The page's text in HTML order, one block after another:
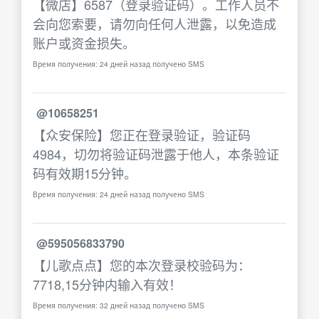
【微店】6587（登录验证码）。工作人员不
会向您索要，请勿向任何人泄露，以免造成
账户或资金损失。
Время получения: 24 дней назад получено SMS
@10658251
【众安保险】您正在登录验证，验证码
4984，切勿将验证码泄露于他人，本条验证
码有效期15分钟。
Время получения: 24 дней назад получено SMS
@595056833790
【儿歌点点】您的本次登录校验码为：
7718,15分钟内输入有效！
Время получения: 32 дней назад получено SMS